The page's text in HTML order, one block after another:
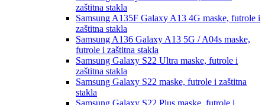
zaštitna stakla
Samsung A135F Galaxy A13 4G maske, futrole i
zaštitna stakla
Samsung A136 Galaxy A13 5G / A04s maske,
futrole i zaštitna stakla
Samsung Galaxy S22 Ultra maske, futrole i
zaštitna stakla
Samsung Galaxy S22 maske, futrole i zaštitna
stakla
Samsung Galaxy S22 Plus maske, futrole i